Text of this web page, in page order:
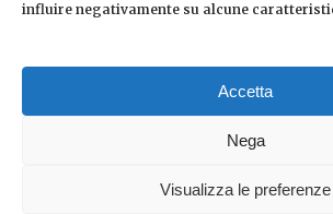
influire negativamente su alcune
Accetta
Nega
Visualizza le preferenze
COOKIE POLICY